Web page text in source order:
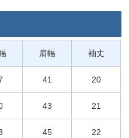
肩幅 袖丈
41 20
43 21
45 22